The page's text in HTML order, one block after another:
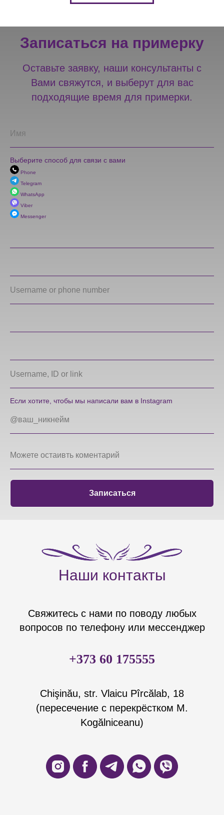
Записаться на примерку
Оставьте заявку, наши консультанты с
Вами свяжутся, и выберут для вас
подходящие время для примерки.
Выберите способ для связи с вами
Phone
Telegram
WhatsApp
Viber
Messenger
Если хотите, чтобы мы написали вам в Instagram
Записаться
Наши контакты
Свяжитесь с нами по поводу любых
вопросов по телефону или мессенджер
+373 60 175555
Chişinău, str. Vlaicu Pîrcălab, 18
(пересечение с перекрёстком M.
Kogălniceanu)